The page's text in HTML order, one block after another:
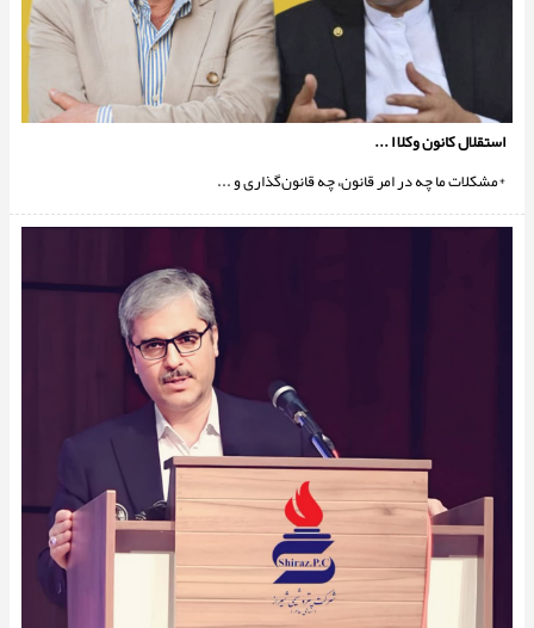
استقلال كانون وكلا ا ...
*مشکلات ما چه در امر قانون، چه قانون‌گذاری و ...